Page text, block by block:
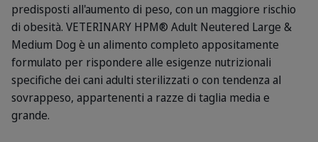
predisposti all'aumento di peso, con un maggiore rischio
di obesità. VETERINARY HPM® Adult Neutered Large &
Medium Dog è un alimento completo appositamente
formulato per rispondere alle esigenze nutrizionali
specifiche dei cani adulti sterilizzati o con tendenza al
sovrappeso, appartenenti a razze di taglia media e
grande.